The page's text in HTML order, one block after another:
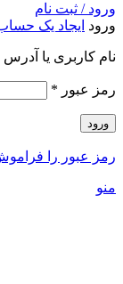
ورود / ثبت نام
ورود ایجاد یک
نام کاربری یا آدرس
رمز عبور *
ورود
رمز عبور را
منو